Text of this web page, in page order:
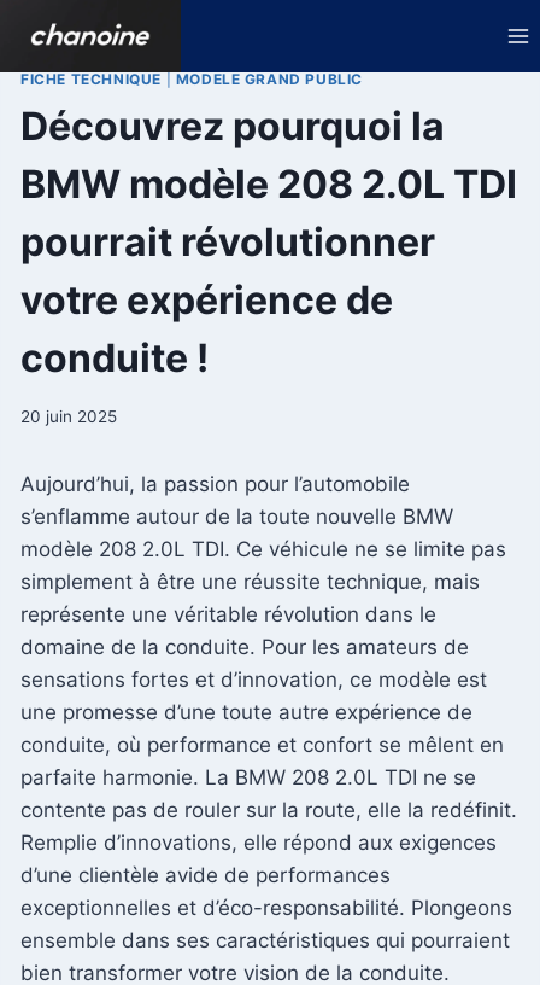
contenu
FICHE TECHNIQUE MODELE GRAND PUBLIC
Découvrez pourquoi la
BMW modèle 208 2.0L TDI
pourrait révolutionner
votre expérience de
conduite !
20 juin 2025
Aujourd’hui, la passion pour l’automobile
s’enflamme autour de la toute nouvelle BMW
modèle 208 2.0L TDI. Ce véhicule ne se limite pas
simplement à être une réussite technique, mais
représente une véritable révolution dans le
domaine de la conduite. Pour les amateurs de
sensations fortes et d’innovation, ce modèle est
une promesse d’une toute autre expérience de
conduite, où performance et confort se mêlent en
parfaite harmonie. La BMW 208 2.0L TDI ne se
contente pas de rouler sur la route, elle la redéfinit.
Remplie d’innovations, elle répond aux exigences
d’une clientèle avide de performances
exceptionnelles et d’éco-responsabilité. Plongeons
ensemble dans ses caractéristiques qui pourraient
bien transformer votre vision de la conduite.